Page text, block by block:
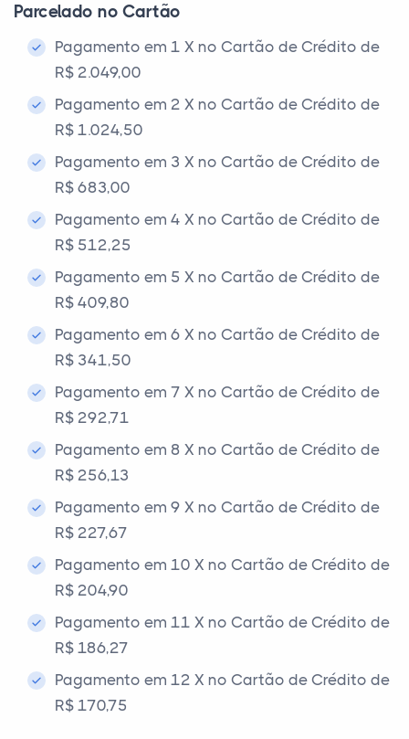
Parcelado no Cartão
Pagamento em 1 X no Cartão de Crédito de
R$ 2.049,00
Pagamento em 2 X no Cartão de Crédito de
R$ 1.024,50
Pagamento em 3 X no Cartão de Crédito de
R$ 683,00
Pagamento em 4 X no Cartão de Crédito de
R$ 512,25
Pagamento em 5 X no Cartão de Crédito de
R$ 409,80
Pagamento em 6 X no Cartão de Crédito de
R$ 341,50
Pagamento em 7 X no Cartão de Crédito de
R$ 292,71
Pagamento em 8 X no Cartão de Crédito de
R$ 256,13
Pagamento em 9 X no Cartão de Crédito de
R$ 227,67
Pagamento em 10 X no Cartão de Crédito de
R$ 204,90
Pagamento em 11 X no Cartão de Crédito de
R$ 186,27
Pagamento em 12 X no Cartão de Crédito de
R$ 170,75